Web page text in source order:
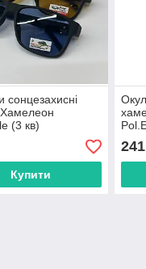
сонцезахисні
Хамелеон
(3 кв)
недорого
Купити
від
241